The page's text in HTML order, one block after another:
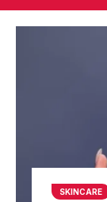
SKINCARE